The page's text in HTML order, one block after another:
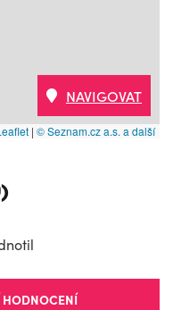
| © Seznam.cz a.s. a další
NAVIGOVAT
HODNOCENÍ